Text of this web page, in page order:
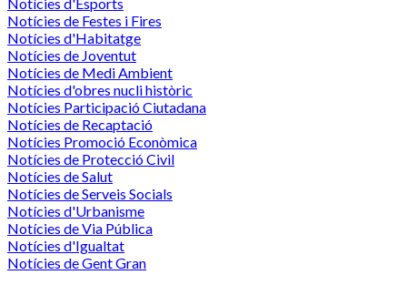
Notícies de Festes i Fires
Notícies d'Habitatge
Notícies de Joventut
Notícies de Medi Ambient
Notícies d'obres nucli històric
Notícies Participació Ciutadana
Notícies de Recaptació
Notícies Promoció Econòmica
Notícies de Protecció Civil
Notícies de Salut
Notícies de Serveis Socials
Notícies d'Urbanisme
Notícies de Via Pública
Notícies d'Igualtat
Notícies de Gent Gran